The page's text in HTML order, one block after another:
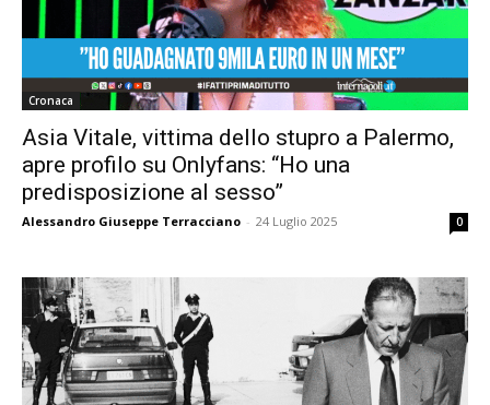
Cronaca
Asia Vitale, vittima dello stupro a Palermo,
apre profilo su Onlyfans: “Ho una
predisposizione al sesso”
Alessandro Giuseppe Terracciano - 24 Luglio 2025 0